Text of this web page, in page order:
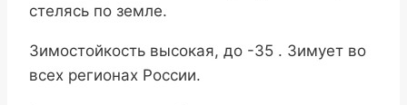
стелясь по земле.
Зимостойкость высокая, до -35 . Зимует во
всех регионах России.